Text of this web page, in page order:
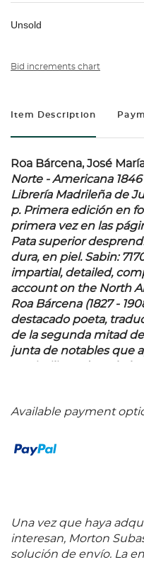
Unsold
Bid increments chart
Item Description
Roa Bárcena, José
Norte - Americana 1846
Librería Madrileña de
p. Primera edición en
primera vez en las
Pata superior
dura, en piel. Sabin:
impartial, detailed,
account on the North
Roa Bárcena (1827 -
destacado poeta,
de la segunda mitad
junta de notables que
desde las batallas
Tratado de Guadalupe
nobles esfuerzos y a
siempre pelearon con
Available payment
Una vez que haya
interesan, Morton
solución de envío. La